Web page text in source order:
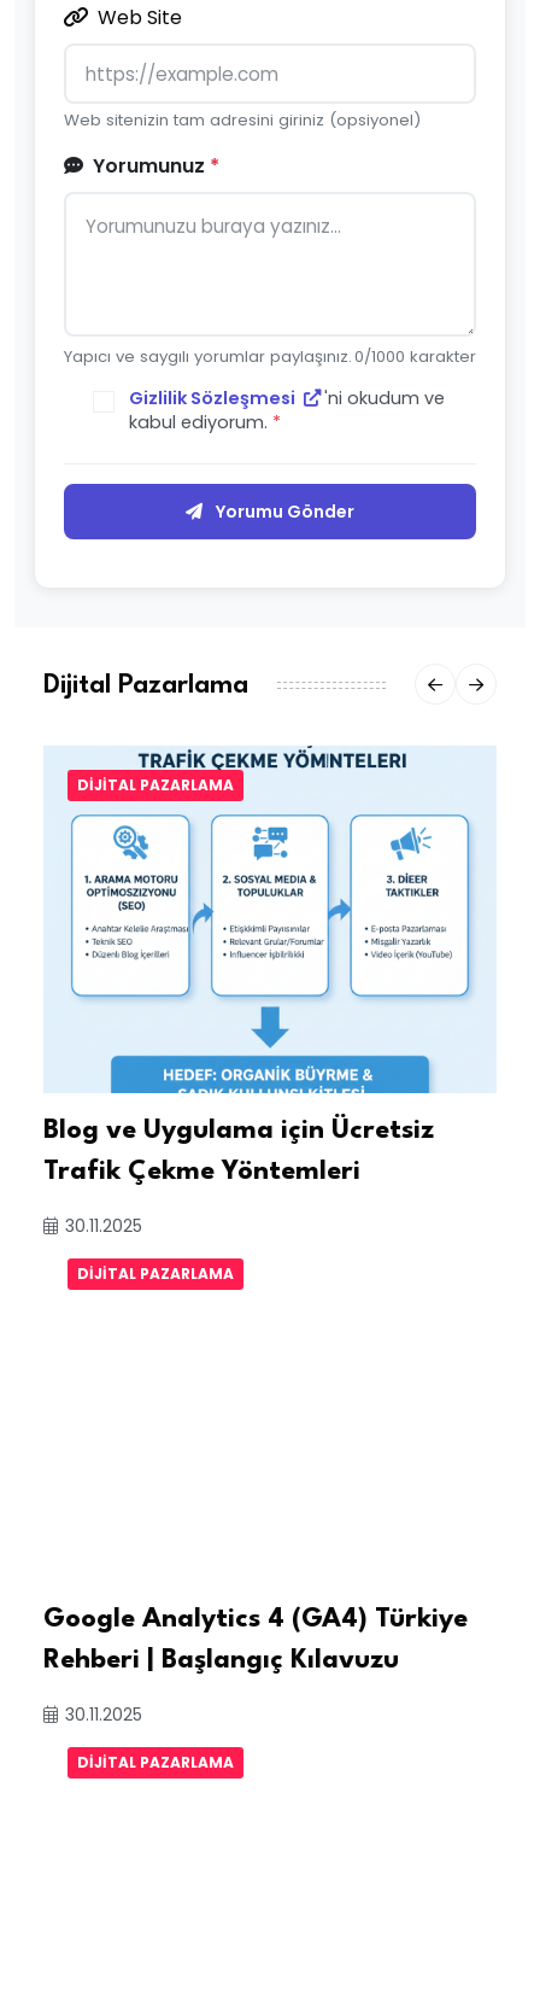
Web Site
Web sitenizin tam adresini giriniz (opsiyonel)
Yorumunuz *
Yapıcı ve saygılı yorumlar paylaşınız.0/1000 karakter
Gizlilik Sözleşmesi
'ni okudum ve
kabul ediyorum. *
Yorumu Gönder
Dijital Pazarlama
DIJITAL PAZARLAMA
Blog ve Uygulama için Ücretsiz
Trafik Çekme Yöntemleri
30.11.2025
DIJITAL PAZARLAMA
Google Analytics 4 (GA4) Türkiye
Rehberi | Başlangıç Kılavuzu
30.11.2025
DIJITAL PAZARLAMA